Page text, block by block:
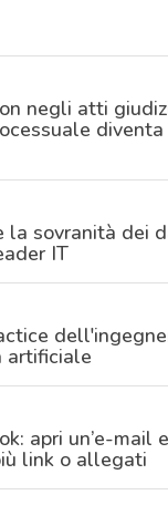
negli atti
la sovranità dei
IT
artificiale
apri un’e-mail
link o allegati